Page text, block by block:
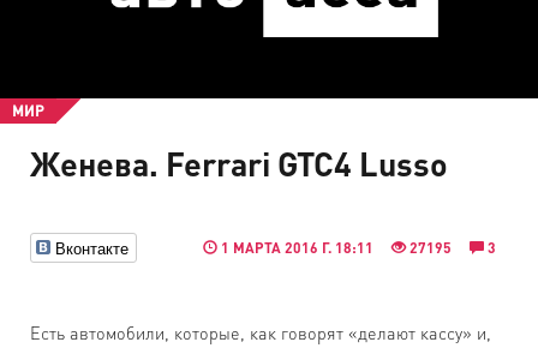
МИР
Женева. Ferrari GTC4 Lusso
Вконтакте 1 МАРТА 2016 Г. 18:11 27195 3
Есть автомобили, которые, как говорят «делают кассу» и,